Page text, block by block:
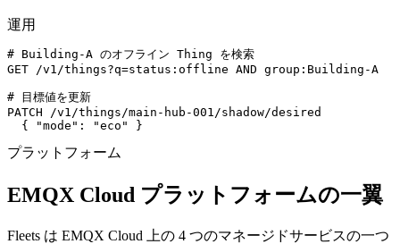
運用
# Building-A のオフライン Thing を検索
GET
/v1/things?q=status : offline AND group : Building-A
# 目標値を更新
PATCH
/v1/things/main-hub-001/shadow/desired
{
"mode" : "eco" }
プラットフォーム
EMQX Cloud プラットフォームの一翼
Fleets は EMQX Cloud 上の 4 つのマネージドサービスの一つ